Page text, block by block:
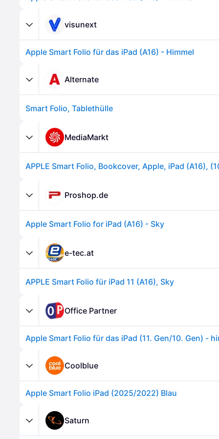
visunext
Apple Smart Folio für das iPad (A16) - Himmel
Alternate
Smart Folio, Tablethülle
MediaMarkt
Proshop.de
Apple Smart Folio for iPad (A16) - Sky
e-tec.at
APPLE Smart Folio für iPad 11 (A16), Sky
Office Partner
Apple Smart Folio für das iPad (11. Gen/10. Gen) -
Coolblue
Apple Smart Folio iPad (2025/2022) Blau
Saturn